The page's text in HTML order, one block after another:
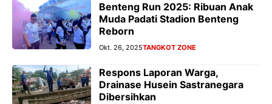
Benteng Run 2025: Ribuan Anak
Muda Padati Stadion Benteng
Reborn
Okt. 26, 2025TANGKOT ZONE
Respons Laporan Warga,
Drainase Husein Sastranegara
Dibersihkan